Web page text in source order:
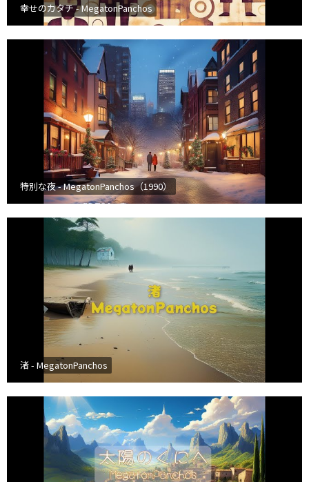
幸せのカタチ - MegatonPanchos
特別な夜 - MegatonPanchos（1990）
渚 - MegatonPanchos